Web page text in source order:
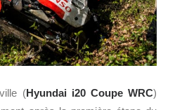
(Hyundai i20 Coupe WRC)